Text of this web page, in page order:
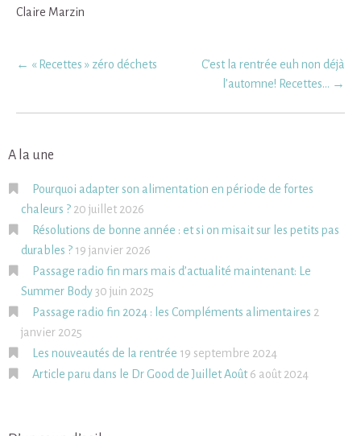
Claire Marzin
Post
← « Recettes » zéro déchets
C’est la rentrée euh non déjà
l’automne! Recettes… →
A la une
Pourquoi adapter son alimentation en période de fortes
chaleurs ? 20 juillet 2026
Résolutions de bonne année : et si on misait sur les petits pas
durables ? 19 janvier 2026
Passage radio fin mars mais d’actualité maintenant: Le
Summer Body30 juin 2025
Passage radio fin 2024 : les Compléments alimentaires 2
janvier 2025
Les nouveautés de la rentrée 19 septembre 2024
Article paru dans le Dr Good de Juillet Août 6 août 2024